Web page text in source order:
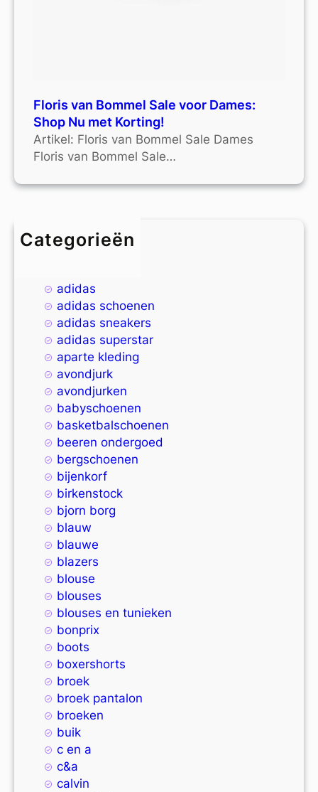
Floris van Bommel Sale voor Dames:
Shop Nu met Korting!
Artikel: Floris van Bommel Sale Dames
Floris van Bommel Sale…
Categorieën
4xl
adidas
adidas schoenen
adidas sneakers
adidas superstar
aparte kleding
avondjurk
avondjurken
babyschoenen
basketbalschoenen
beeren ondergoed
bergschoenen
bijenkorf
birkenstock
bjorn borg
blauw
blauwe
blazers
blouse
blouses
blouses en tunieken
bonprix
boots
boxershorts
broek
broek pantalon
broeken
buik
c en a
c&a
calvin